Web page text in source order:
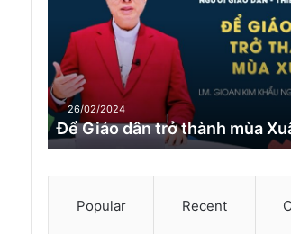
d
â
n
t
r
26/02/2024
Để Giáo dân trở thành mùa
Popular Recent